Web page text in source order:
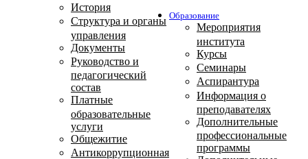
История
Структура и органы
управления
Документы
Руководство и
педагогический
состав
Платные
образовательные
услуги
Общежитие
Антикоррупционная
Образование
Мероприятия
института
Курсы
Семинары
Аспирантура
Информация о
преподавателях
Дополнительные
профессиональные
программы